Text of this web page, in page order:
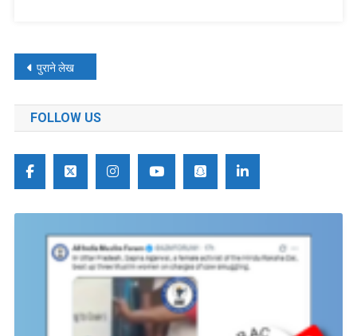
पोस्ट्स
नेविगेशन
पुराने लेख
FOLLOW US